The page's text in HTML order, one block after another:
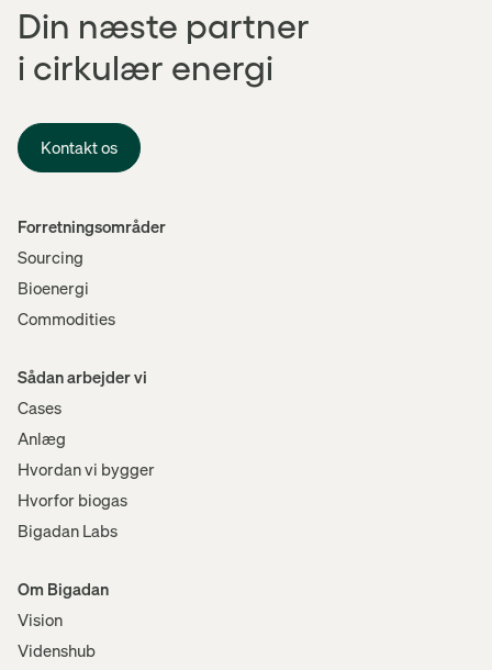
Din næste partner
i cirkulær energi
Kontakt os
Menu
Forretningsområder
Sourcing
Bioenergi
Commodities
Sådan arbejder vi
Cases
Anlæg
Hvordan vi bygger
Hvorfor biogas
Bigadan Labs
Om Bigadan
Vision
Videnshub